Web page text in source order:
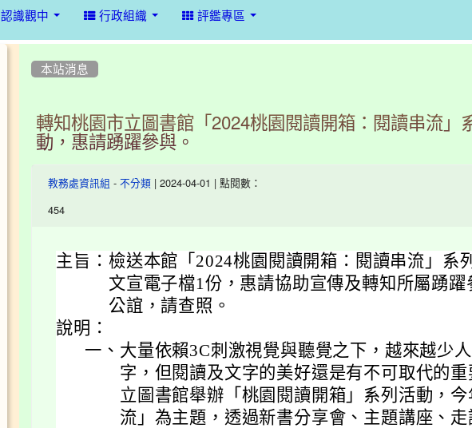
認識觀中 行政組織 評鑑專區
本站消息
轉知桃園市立圖書館「2024桃園閱讀開箱：閱讀串流」
動，惠請踴躍參與。
教務處資訊組 - 不分類 | 2024-04-01 | 點閱數：
454
主旨： 檢送本館「2024桃園閱讀開箱：閱讀串流」系
文宣電子檔1份，惠請協助宣傳及轉知所屬踴躍
公誼，請查照。
說明：
一、 大量依賴3C刺激視覺與聽覺之下，越來越少
字，但閱讀及文字的美好還是有不可取代的重
立圖書館舉辦「桃園閱讀開箱」系列活動，今
流」為主題，透過新書分享會、主題講座、走